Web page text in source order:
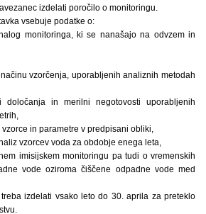
izdelati poročilo o monitoringu.
vsebuje podatke o:
monitoringa, ki se nanašajo na odvzem in
vzorčenja, uporabljenih analiznih metodah
določanja in merilni negotovosti uporabljenih
in parametre v predpisani obliki,
vzorcev voda za obdobje enega leta,
imisijskem monitoringu pa tudi o vremenskih
vode oziroma čiščene odpadne vode med
izdelati vsako leto do 30. aprila za preteklo